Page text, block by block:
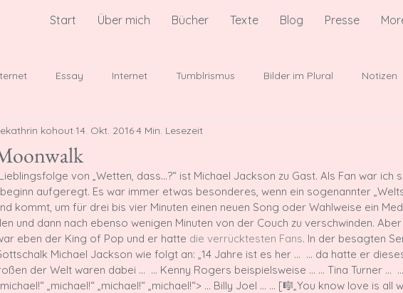
Start Über mich Bücher Texte Blog Presse
Essay Internet Tumblrismus Bilder im Plural Notizen
Denkmäler der Popkultur Besprechungen
kohout 14. Okt. 20164 Min. Lesezeit
von „Wetten, dass…?“ ist Michael Jackson zu Gast. Als Fan war ich
aufgeregt. Es war immer etwas besonderes, wenn ein sogenannter
kommt, um für drei bis vier Minuten einen neuen Song oder Wahlweise ein
und dann nach ebenso wenigen Minuten von der Couch zu verschwinden.
eben der King of Pop und er hatte die verrücktesten Fans. In der besagten
Michael Jackson wie folgt an: „14 Jahre ist es her … … da hatte er
der Welt waren dabei … … Kenny Rogers beispielsweise … … Tina Turner …
„michael!“ „michael!“ „michael!“> … Billy Joel … … [🎼„You know love is all